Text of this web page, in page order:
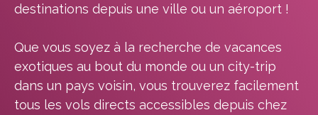
destinations depuis une ville ou un aéroport !
Que vous soyez à la recherche de vacances
exotiques au bout du monde ou un city-trip
dans un pays voisin, vous trouverez facilement
tous les vols directs accessibles depuis chez